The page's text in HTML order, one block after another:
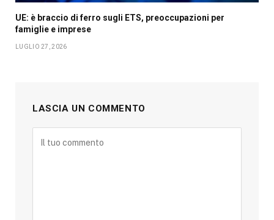
UE: è braccio di ferro sugli ETS, preoccupazioni per
famiglie e imprese
LUGLIO 27, 2026
LASCIA UN COMMENTO